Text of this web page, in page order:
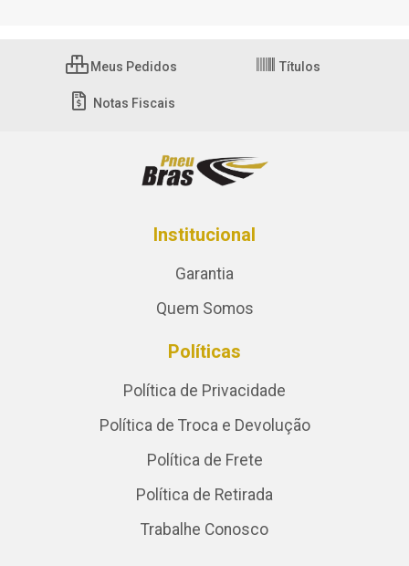
Meus Pedidos Títulos
Notas Fiscais
Institucional
Garantia
Quem Somos
Políticas
Política de Privacidade
Política de Troca e Devolução
Política de Frete
Política de Retirada
Trabalhe Conosco